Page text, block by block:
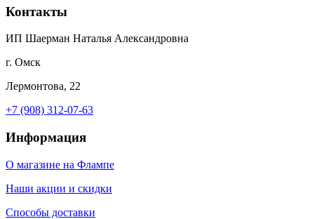
Контакты
ИП Шаерман Наталья Александровна
г. Омск
Лермонтова, 22
+7 (908) 312-07-63
Информация
О магазине на Флампе
Наши акции и скидки
Способы доставки